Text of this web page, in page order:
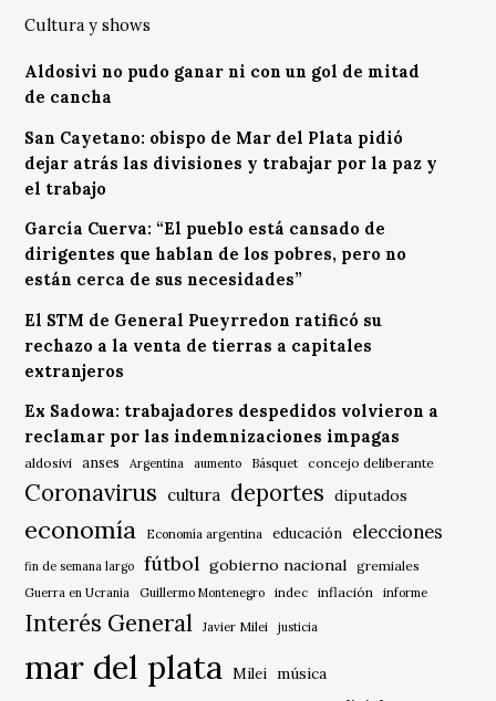
Cultura y shows
Aldosivi no pudo ganar ni con un gol de mitad
de cancha
San Cayetano: obispo de Mar del Plata pidió
dejar atrás las divisiones y trabajar por la paz y
el trabajo
García Cuerva: “El pueblo está cansado de
dirigentes que hablan de los pobres, pero no
están cerca de sus necesidades”
El STM de General Pueyrredon ratificó su
rechazo a la venta de tierras a capitales
extranjeros
Ex Sadowa: trabajadores despedidos volvieron a
reclamar por las indemnizaciones impagas
aldosivi anses Argentina aumento Básquet concejo deliberante
Coronavirus cultura deportes diputados
economía Economía argentina educación elecciones
fin de semana largo fútbol gobierno nacional gremiales
Guerra en Ucrania Guillermo Montenegro indec inflación informe
Interés General Javier Milei justicia
mar del plata Milei música